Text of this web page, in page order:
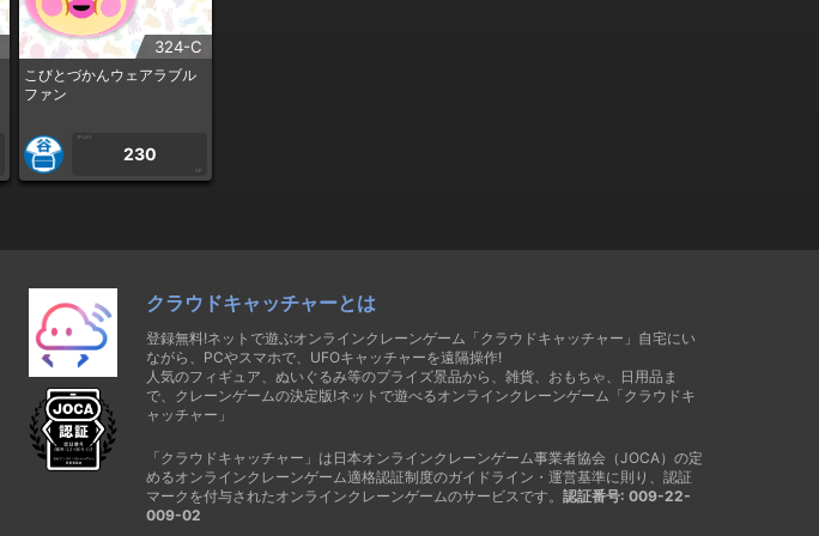
324-C
こびとづかんウェアラブル
ファン
1PLAY
230
CP
クラウドキャッチャーとは
登録無料!ネットで遊ぶオンラインクレーンゲーム「クラウドキャッチャー」自宅にい
ながら、PCやスマホで、UFOキャッチャーを遠隔操作!
人気のフィギュア、ぬいぐるみ等のプライズ景品から、雑貨、おもちゃ、日用品ま
で、クレーンゲームの決定版!ネットで遊べるオンラインクレーンゲーム「クラウドキ
ャッチャー」
「クラウドキャッチャー」は日本オンラインクレーンゲーム事業者協会（JOCA）の定
めるオンラインクレーンゲーム適格認証制度のガイドライン・運営基準に則り、認証
マークを付与されたオンラインクレーンゲームのサービスです。 認証番号: 009-22-
009-02